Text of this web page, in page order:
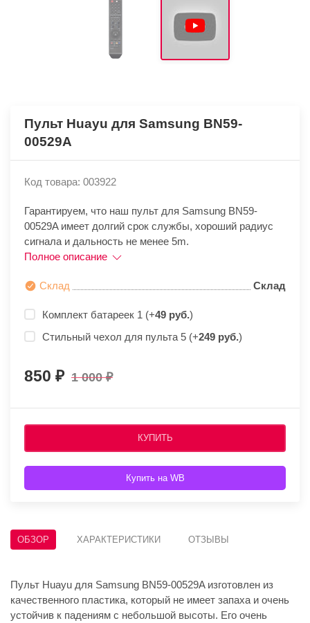
Пульт Huayu для Samsung BN59-
00529A
Код товара: 003922
Гарантируем, что наш пульт для Samsung BN59-
00529A имеет долгий срок службы, хороший радиус
сигнала и дальность не менее 5m.
Полное описание
Склад Склад
Комплект батареек 1 (+49 руб.)
Стильный чехол для пульта 5 (+249 руб.)
850 1 000
КУПИТЬ
Купить на WB
ОБЗОР ХАРАКТЕРИСТИКИ ОТЗЫВЫ
Пульт Huayu для Samsung BN59-00529A изготовлен из
качественного пластика, который не имеет запаха и очень
устойчив к падениям с небольшой высоты. Его очень